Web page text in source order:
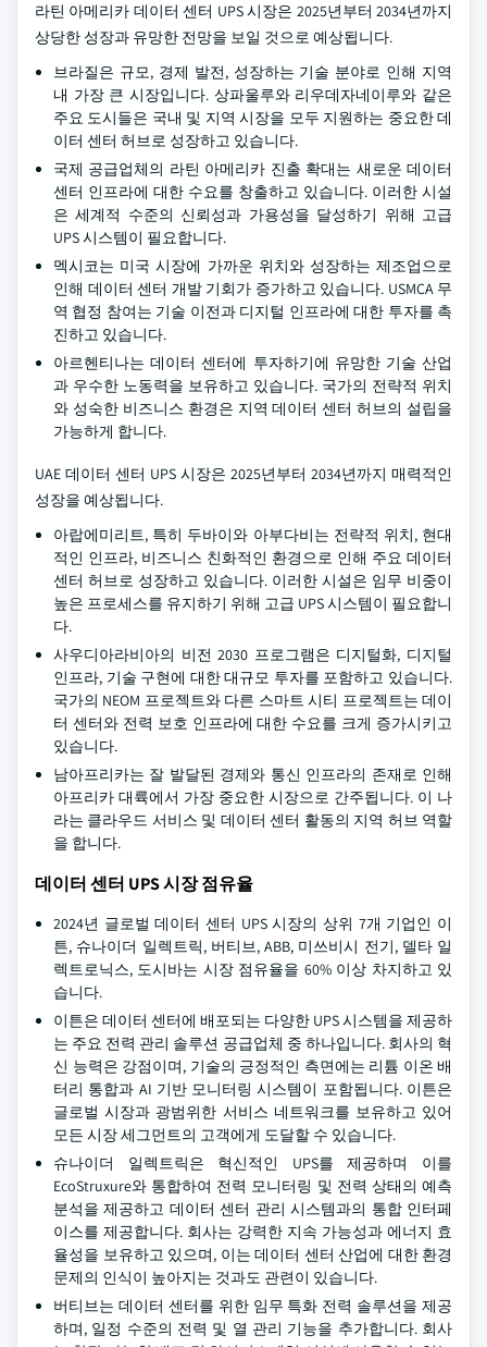
라틴 아메리카 데이터 센터 UPS 시장은 2025년부터 2034년까지
상당한 성장과 유망한 전망을 보일 것으로 예상됩니다.
브라질은 규모, 경제 발전, 성장하는 기술 분야로 인해 지역
내 가장 큰 시장입니다. 상파울루와 리우데자네이루와 같은
주요 도시들은 국내 및 지역 시장을 모두 지원하는 중요한 데
이터 센터 허브로 성장하고 있습니다.
국제 공급업체의 라틴 아메리카 진출 확대는 새로운 데이터
센터 인프라에 대한 수요를 창출하고 있습니다. 이러한 시설
은 세계적 수준의 신뢰성과 가용성을 달성하기 위해 고급
UPS 시스템이 필요합니다.
멕시코는 미국 시장에 가까운 위치와 성장하는 제조업으로
인해 데이터 센터 개발 기회가 증가하고 있습니다. USMCA 무
역 협정 참여는 기술 이전과 디지털 인프라에 대한 투자를 촉
진하고 있습니다.
아르헨티나는 데이터 센터에 투자하기에 유망한 기술 산업
과 우수한 노동력을 보유하고 있습니다. 국가의 전략적 위치
와 성숙한 비즈니스 환경은 지역 데이터 센터 허브의 설립을
가능하게 합니다.
UAE 데이터 센터 UPS 시장은 2025년부터 2034년까지 매력적인
성장을 예상됩니다.
아랍에미리트, 특히 두바이와 아부다비는 전략적 위치, 현대
적인 인프라, 비즈니스 친화적인 환경으로 인해 주요 데이터
센터 허브로 성장하고 있습니다. 이러한 시설은 임무 비중이
높은 프로세스를 유지하기 위해 고급 UPS 시스템이 필요합니
다.
사우디아라비아의 비전 2030 프로그램은 디지털화, 디지털
인프라, 기술 구현에 대한 대규모 투자를 포함하고 있습니다.
국가의 NEOM 프로젝트와 다른 스마트 시티 프로젝트는 데이
터 센터와 전력 보호 인프라에 대한 수요를 크게 증가시키고
있습니다.
남아프리카는 잘 발달된 경제와 통신 인프라의 존재로 인해
아프리카 대륙에서 가장 중요한 시장으로 간주됩니다. 이 나
라는 클라우드 서비스 및 데이터 센터 활동의 지역 허브 역할
을 합니다.
데이터 센터 UPS 시장 점유율
2024년 글로벌 데이터 센터 UPS 시장의 상위 7개 기업인 이
튼, 슈나이더 일렉트릭, 버티브, ABB, 미쓰비시 전기, 델타 일
렉트로닉스, 도시바는 시장 점유율을 60% 이상 차지하고 있
습니다.
이튼은 데이터 센터에 배포되는 다양한 UPS 시스템을 제공하
는 주요 전력 관리 솔루션 공급업체 중 하나입니다. 회사의 혁
신 능력은 강점이며, 기술의 긍정적인 측면에는 리튬 이온 배
터리 통합과 AI 기반 모니터링 시스템이 포함됩니다. 이튼은
글로벌 시장과 광범위한 서비스 네트워크를 보유하고 있어
모든 시장 세그먼트의 고객에게 도달할 수 있습니다.
슈나이더 일렉트릭은 혁신적인 UPS를 제공하며 이를
EcoStruxure와 통합하여 전력 모니터링 및 전력 상태의 예측
분석을 제공하고 데이터 센터 관리 시스템과의 통합 인터페
이스를 제공합니다. 회사는 강력한 지속 가능성과 에너지 효
율성을 보유하고 있으며, 이는 데이터 센터 산업에 대한 환경
문제의 인식이 높아지는 것과도 관련이 있습니다.
버티브는 데이터 센터를 위한 임무 특화 전력 솔루션을 제공
하며, 일정 수준의 전력 및 열 관리 기능을 추가합니다. 회사